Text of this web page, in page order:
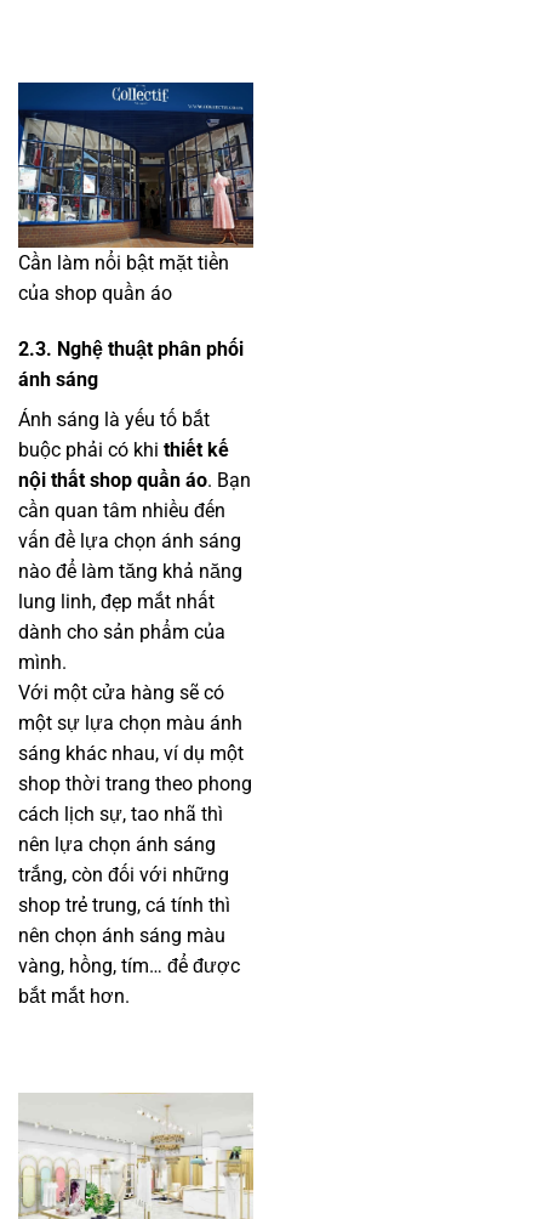
Cần làm nổi bật mặt tiền
của shop quần áo
2.3. Nghệ thuật phân phối
ánh sáng
Ánh sáng là yếu tố bắt
buộc phải có khi thiết kế
nội thất shop quần áo. Bạn
cần quan tâm nhiều đến
vấn đề lựa chọn ánh sáng
nào để làm tăng khả năng
lung linh, đẹp mắt nhất
dành cho sản phẩm của
mình.
Với một cửa hàng sẽ có
một sự lựa chọn màu ánh
sáng khác nhau, ví dụ một
shop thời trang theo phong
cách lịch sự, tao nhã thì
nên lựa chọn ánh sáng
trắng, còn đối với những
shop trẻ trung, cá tính thì
nên chọn ánh sáng màu
vàng, hồng, tím… để được
bắt mắt hơn.